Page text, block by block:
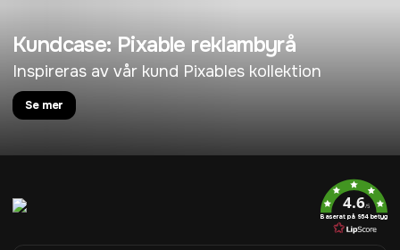
Kundcase: Pixable reklambyrå
Inspireras av vår kund Pixables kollektion
Se mer
4.6/5
Baserat på 954 betyg